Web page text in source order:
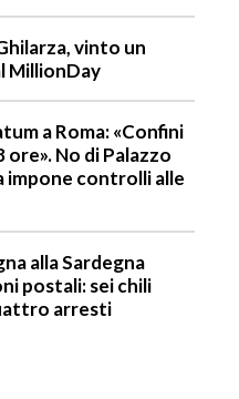
vinto un
MillionDay
a Roma: «Confini
No di Palazzo
impone controlli alle
alla Sardegna
postali: sei chili
arresti